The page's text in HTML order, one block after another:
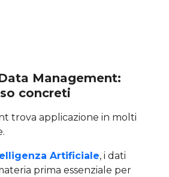
Management:
concreti
trova applicazione in molti
Artificiale, i dati
prima essenziale per